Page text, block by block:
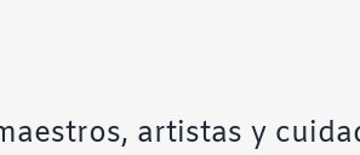
artistas y